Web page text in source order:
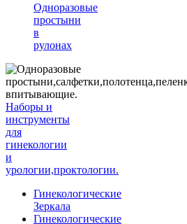
Одноразовые
простыни
в
рулонах
Наборы и
инструменты
для
гинекологии
и
урологии,проктологии.
Гинекологические
Зеркала
Гинекологические